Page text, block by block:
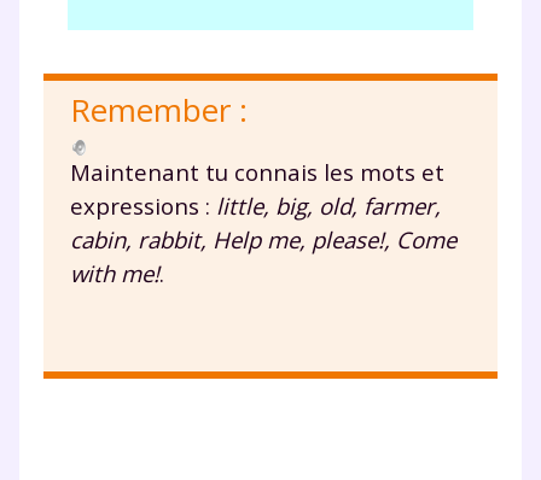
Remember :
Maintenant tu connais les mots et
expressions : little, big, old, farmer,
cabin, rabbit, Help me, please!, Come
with me!.
la Terminale
Des profs expérimentés disponibles
à la demande par tchat, audio ou
vidéo
renseignant votre e-mail, vous consentez à ce que vos